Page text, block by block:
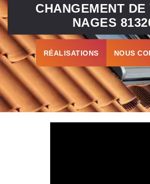
CHANGEMENT DE
NAGES
RÉALISATIONS NOUS